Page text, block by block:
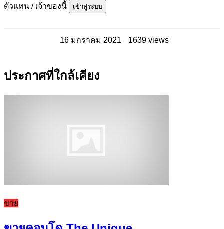
ตัวแทน / เจ้าของนี้ เข้าสู่ระบบ
16 มกราคม 2021 1639 views
ประกาศที่ใกล้เคียง
ขาย